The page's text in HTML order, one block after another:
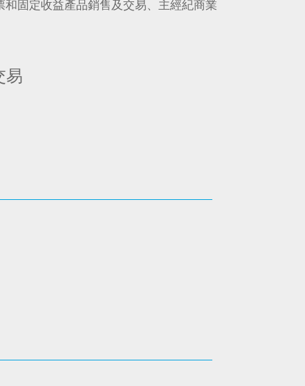
固定收益產品銷售及交易、主經紀商業
易